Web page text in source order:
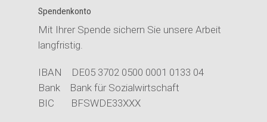
Spendenkonto
Mit Ihrer Spende sichern Sie unsere Arbeit
langfristig.
IBAN DE05 3702 0500 0001 0133 04
Bank Bank für Sozialwirtschaft
BIC BFSWDE33XXX